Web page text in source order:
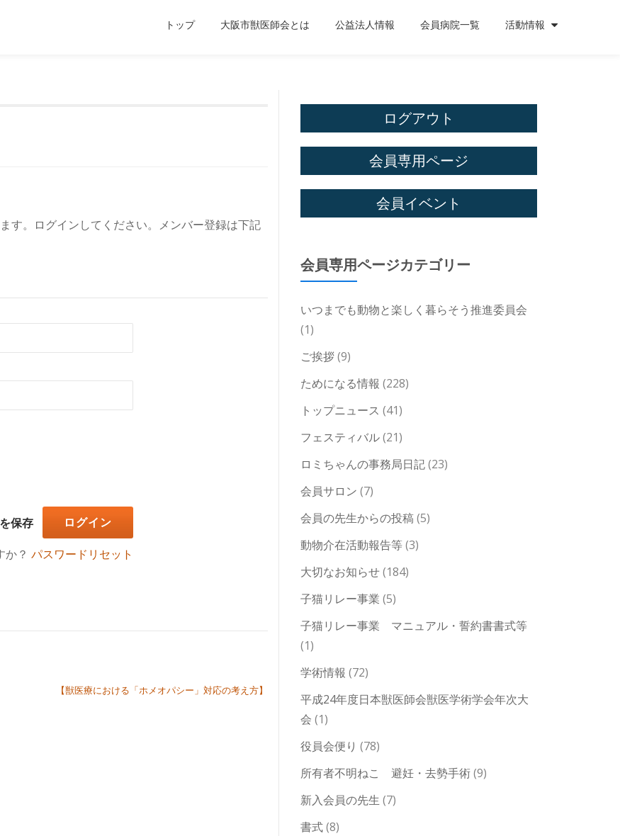
トップ 大阪市獣医師会とは 公益法人情報 会員病院一覧 活動情報
す。ログインしてください。メンバー登録は下記
保存
か？パスワードリセット
【獣医療における「ホメオパシー」対応の考え方】
ログアウト
会員専用ページ
会員イベント
会員専用ページカテゴリー
いつまでも動物と楽しく暮らそう推進委員会
(1)
ご挨拶(9)
ためになる情報 (228)
トップニュース (41)
フェスティバル(21)
ロミちゃんの事務局日記(23)
会員サロン (7)
会員の先生からの投稿(5)
動物介在活動報告等(3)
大切なお知らせ(184)
子猫リレー事業 (5)
子猫リレー事業 マニュアル・誓約書書式等
(1)
学術情報 (72)
平成24年度日本獣医師会獣医学術学会年次大
会 (1)
役員会便り (78)
所有者不明ねこ 避妊・去勢手術(9)
新入会員の先生 (7)
書式(8)